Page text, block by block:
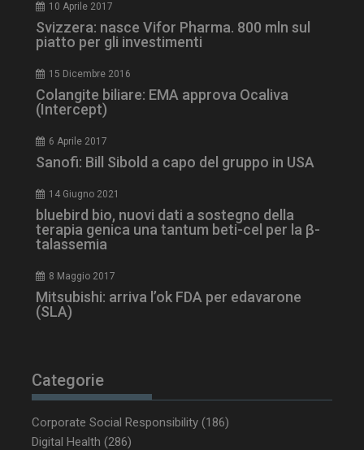
10 Aprile 2017
Svizzera: nasce Vifor Pharma. 800 mln sul
piatto per gli investimenti
15 Dicembre 2016
Colangite biliare: EMA approva Ocaliva
(Intercept)
6 Aprile 2017
Sanofi: Bill Sibold a capo del gruppo in USA
14 Giugno 2021
bluebird bio, nuovi dati a sostegno della
terapia genica una tantum beti-cel per la β-
talassemia
8 Maggio 2017
Mitsubishi: arriva l’ok FDA per edavarone
(SLA)
Categorie
Corporate Social Responsibility (186)
Digital Health (286)